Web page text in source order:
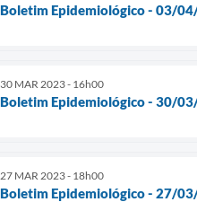
Boletim Epidemiológico - 03/
30 MAR 2023 - 16h00
Boletim Epidemiológico - 30/
27 MAR 2023 - 18h00
Boletim Epidemiológico - 27/